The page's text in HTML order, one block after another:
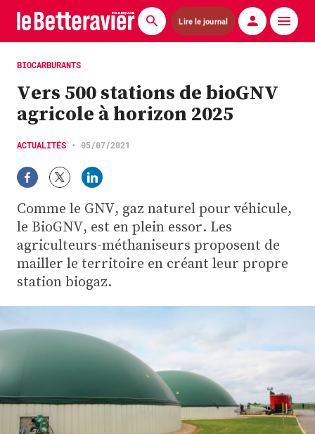
Lire le journal
Actualités
Économie
Agronomie
Matériels
La technique ITB
Pommes de terre
Guides pratiques
Chasse
Plus
BIOCARBURANTS
Vers 500 stations de bioGNV
agricole à horizon 2025
ACTUALITÉS • 05/07/2021
Comme le GNV, gaz naturel pour véhicule,
le BioGNV, est en plein essor. Les
agriculteurs-méthaniseurs proposent de
mailler le territoire en créant leur propre
station biogaz.